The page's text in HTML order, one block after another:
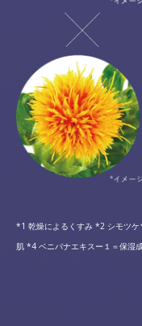
*1 乾燥によるくすみ *2 シモツ
肌 *4 ベニバナエキスー１＝保湿